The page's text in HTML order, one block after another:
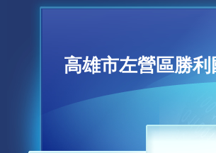
高雄市左營區勝